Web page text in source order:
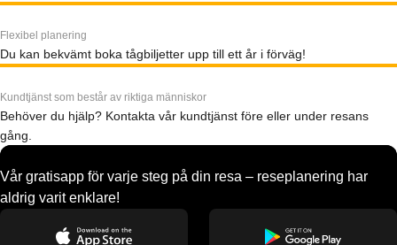
Flexibel planering
Du kan bekvämt boka tågbiljetter upp till ett år i förväg!
Kundtjänst som består av riktiga människor
Behöver du hjälp? Kontakta vår kundtjänst före eller under resans
gång.
Vår gratisapp för varje steg på din resa – reseplanering har
aldrig varit enklare!